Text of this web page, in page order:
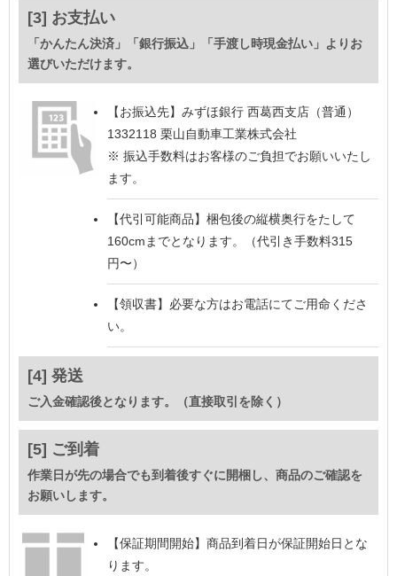
[3] お支払い
「かんたん決済」「銀行振込」「手渡し時現金払い」よりお
選びいただけます。
【お振込先】 みずほ銀行 西葛西支店（普通）
1332118 栗山自動車工業株式会社
※ 振込手数料はお客様のご負担でお願いいたし
ます。
【代引可能商品】 梱包後の縦横奥行をたして
160cmまでとなります。（代引き手数料315
円〜）
【領収書】 必要な方はお電話にてご用命くださ
い。
[4] 発送
ご入金確認後となります。（直接取引を除く）
[5] ご到着
作業日が先の場合でも到着後すぐに開梱し、商品のご確認を
お願いします。
【保証期間開始】 商品到着日が保証開始日とな
ります。